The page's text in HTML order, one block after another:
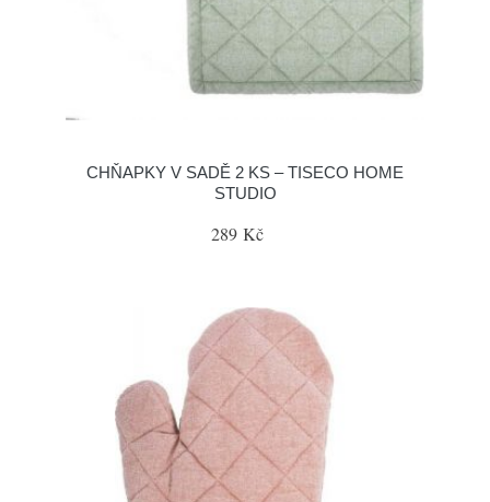
CHŇAPKY V SADĚ 2 KS – TISECO HOME
STUDIO
289 Kč